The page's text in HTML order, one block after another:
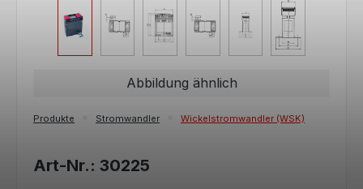
Abbildung ähnlich
Produkte Stromwandler Wickelstromwandler (WSK)
Art-Nr.: 30225